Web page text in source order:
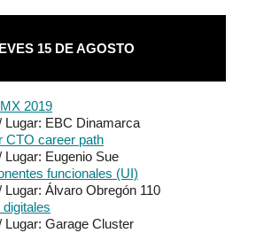
15 DE AGOSTO
2019
Lugar: EBC Dinamarca
CTO career path
Lugar: Eugenio Sue
funcionales (UI)
Lugar: Álvaro Obregón 110
Lugar: Garage Cluster